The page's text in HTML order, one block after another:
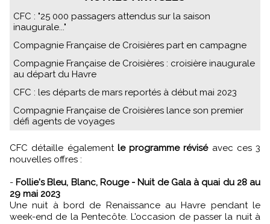
CFC : "25 000 passagers attendus sur la saison
inaugurale..."
Compagnie Française de Croisières part en campagne
Compagnie Française de Croisières : croisière inaugurale
au départ du Havre
CFC : les départs de mars reportés à début mai 2023
Compagnie Française de Croisières lance son premier
défi agents de voyages
CFC détaille également le programme réviséavec ces 3
nouvelles offres :
- Follie's Bleu, Blanc, Rouge - Nuit de Gala à quai du 28 au
29 mai 2023
Une nuit à bord de Renaissance au Havre pendant le
week-end de la Pentecôte. L’occasion de passer la nuit à